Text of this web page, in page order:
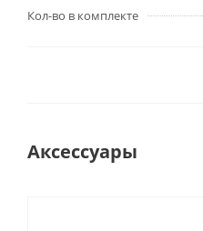
Кол-во в комплекте
Аксессуары